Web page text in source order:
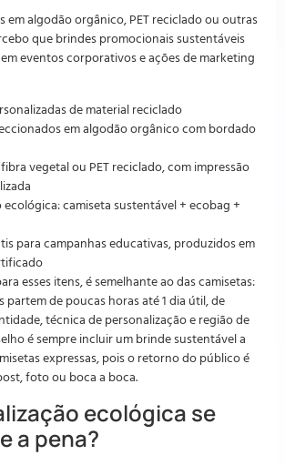
em algodão orgânico, PET reciclado ou outras
que brindes promocionais sustentáveis
eventos corporativos e ações de marketing
de material reciclado
em algodão orgânico com bordado
vegetal ou PET reciclado, com impressão
ecológica: camiseta sustentável + ecobag +
para campanhas educativas, produzidos em
esses itens, é semelhante ao das camisetas:
partem de poucas horas até 1 dia útil, de
técnica de personalização e região de
é sempre incluir um brinde sustentável a
expressas, pois o retorno do público é
foto ou boca a boca.
ecológica se
a pena?